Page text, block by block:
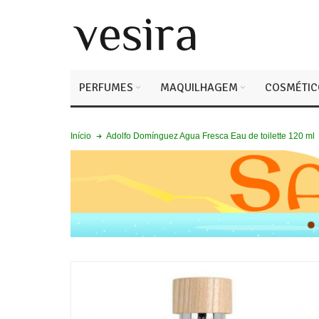
PERFUMES MAQUILHAGEM
Início Adolfo Domínguez Agua Fresca Eau de toilette 120 ml